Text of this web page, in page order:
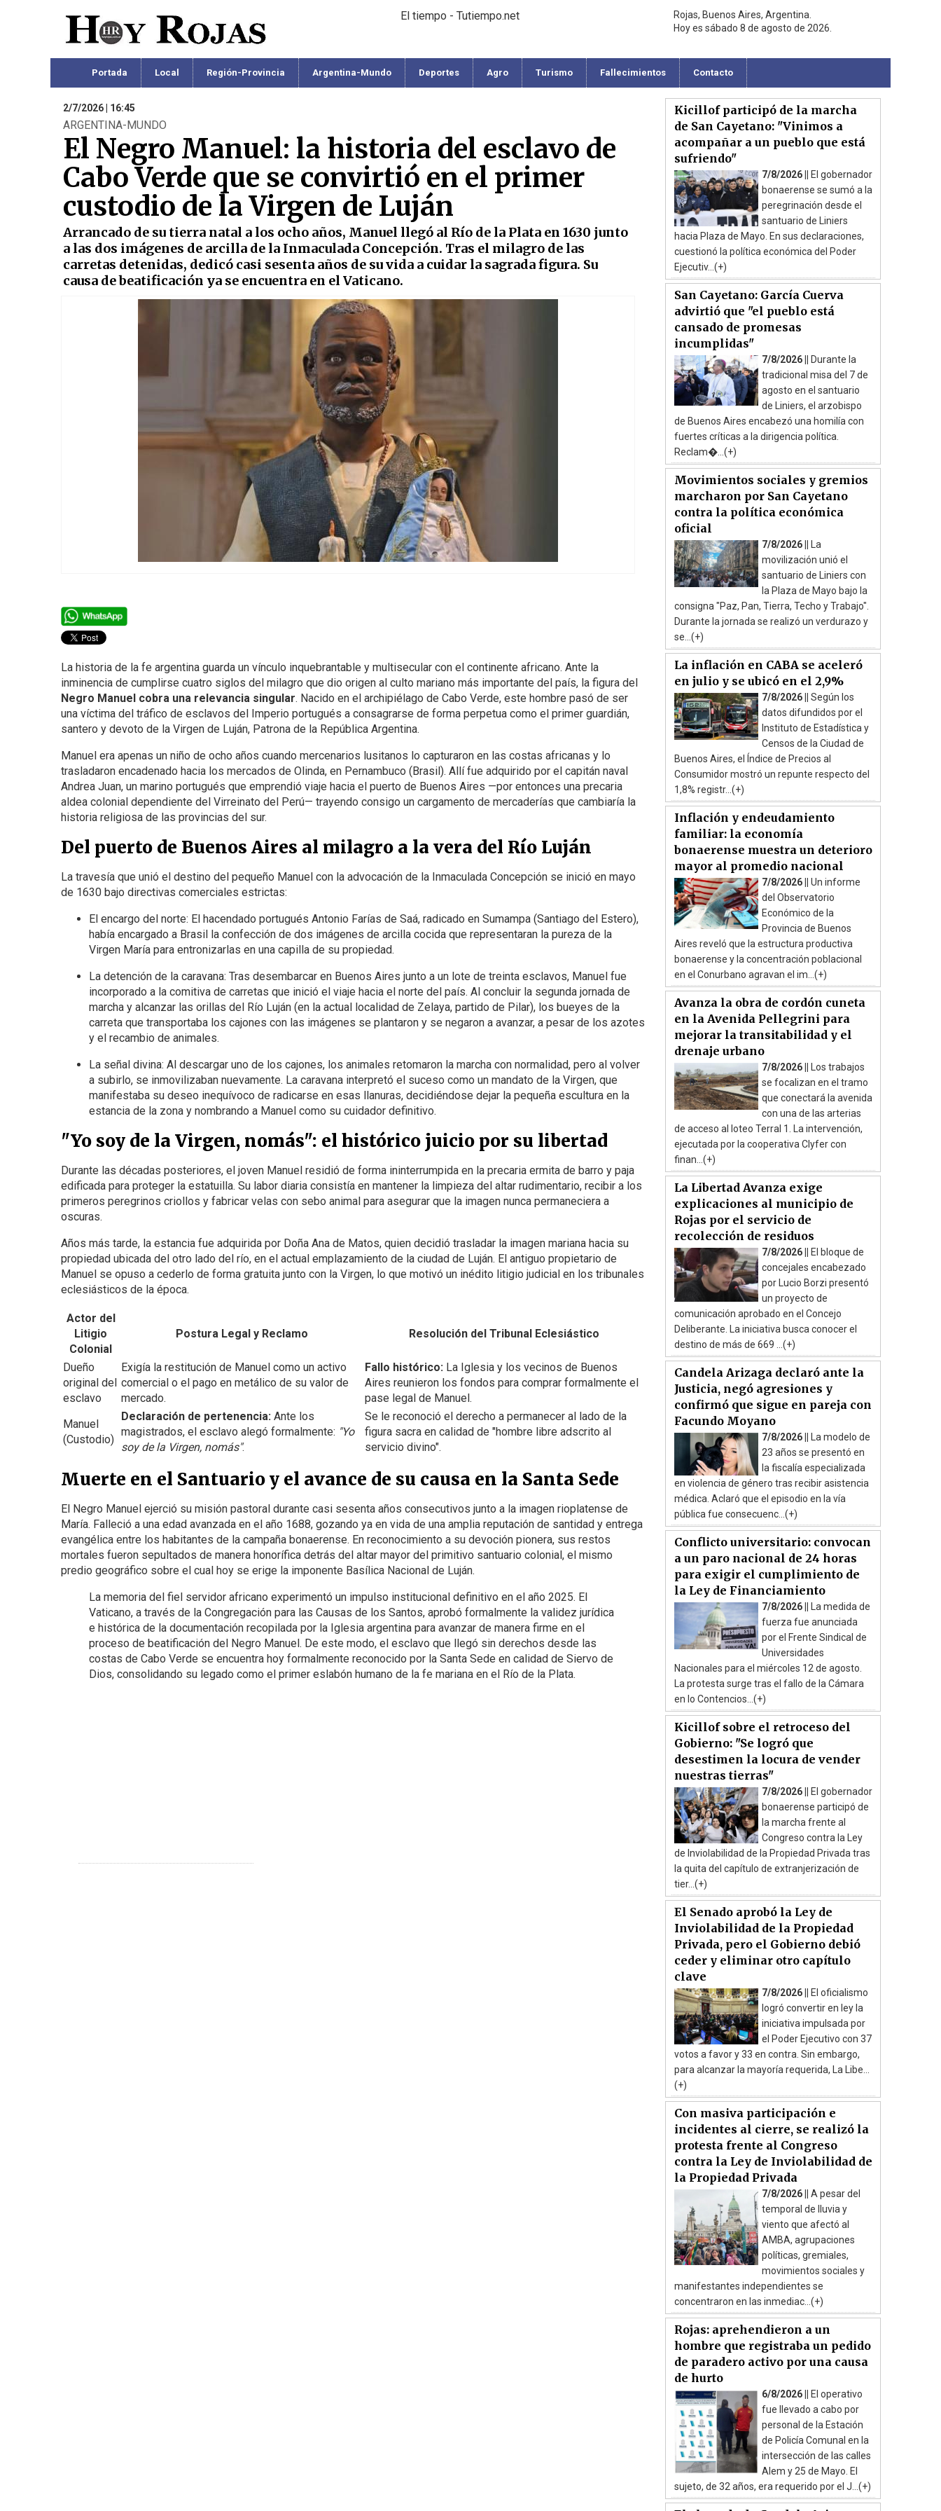
El tiempo - Tutiempo.net
Rojas, Buenos Aires, Argentina.
Hoy es sábado 8 de agosto de 2026.
Portada Local Región-Provincia Argentina-Mundo Deportes Agro Turismo Fallecimientos Contacto
2/7/2026 | 16:45
ARGENTINA-MUNDO
El Negro Manuel: la historia del esclavo de
Cabo Verde que se convirtió en el primer
custodio de la Virgen de Luján
Arrancado de su tierra natal a los ocho años, Manuel llegó al Río de la Plata en 1630 junto
a las dos imágenes de arcilla de la Inmaculada Concepción. Tras el milagro de las
carretas detenidas, dedicó casi sesenta años de su vida a cuidar la sagrada figura. Su
causa de beatificación ya se encuentra en el Vaticano.
La historia de la fe argentina guarda un vínculo inquebrantable y multisecular con el continente africano. Ante la
inminencia de cumplirse cuatro siglos del milagro que dio origen al culto mariano más importante del país, la figura del
Negro Manuel cobra una relevancia singular. Nacido en el archipiélago de Cabo Verde, este hombre pasó de ser
una víctima del tráfico de esclavos del Imperio portugués a consagrarse de forma perpetua como el primer guardián,
santero y devoto de la Virgen de Luján, Patrona de la República Argentina.
Manuel era apenas un niño de ocho años cuando mercenarios lusitanos lo capturaron en las costas africanas y lo
trasladaron encadenado hacia los mercados de Olinda, en Pernambuco (Brasil). Allí fue adquirido por el capitán naval
Andrea Juan, un marino portugués que emprendió viaje hacia el puerto de Buenos Aires —por entonces una precaria
aldea colonial dependiente del Virreinato del Perú— trayendo consigo un cargamento de mercaderías que cambiaría la
historia religiosa de las provincias del sur.
Del puerto de Buenos Aires al milagro a la vera del Río Luján
La travesía que unió el destino del pequeño Manuel con la advocación de la Inmaculada Concepción se inició en mayo
de 1630 bajo directivas comerciales estrictas:
El encargo del norte: El hacendado portugués Antonio Farías de Saá, radicado en Sumampa (Santiago del Estero),
había encargado a Brasil la confección de dos imágenes de arcilla cocida que representaran la pureza de la
Virgen María para entronizarlas en una capilla de su propiedad.
La detención de la caravana: Tras desembarcar en Buenos Aires junto a un lote de treinta esclavos, Manuel fue
incorporado a la comitiva de carretas que inició el viaje hacia el norte del país. Al concluir la segunda jornada de
marcha y alcanzar las orillas del Río Luján (en la actual localidad de Zelaya, partido de Pilar), los bueyes de la
carreta que transportaba los cajones con las imágenes se plantaron y se negaron a avanzar, a pesar de los azotes
y el recambio de animales.
La señal divina: Al descargar uno de los cajones, los animales retomaron la marcha con normalidad, pero al volver
a subirlo, se inmovilizaban nuevamente. La caravana interpretó el suceso como un mandato de la Virgen, que
manifestaba su deseo inequívoco de radicarse en esas llanuras, decidiéndose dejar la pequeña escultura en la
estancia de la zona y nombrando a Manuel como su cuidador definitivo.
"Yo soy de la Virgen, nomás": el histórico juicio por su libertad
Durante las décadas posteriores, el joven Manuel residió de forma ininterrumpida en la precaria ermita de barro y paja
edificada para proteger la estatuilla. Su labor diaria consistía en mantener la limpieza del altar rudimentario, recibir a los
primeros peregrinos criollos y fabricar velas con sebo animal para asegurar que la imagen nunca permaneciera a
oscuras.
Años más tarde, la estancia fue adquirida por Doña Ana de Matos, quien decidió trasladar la imagen mariana hacia su
propiedad ubicada del otro lado del río, en el actual emplazamiento de la ciudad de Luján. El antiguo propietario de
Manuel se opuso a cederlo de forma gratuita junto con la Virgen, lo que motivó un inédito litigio judicial en los tribunales
eclesiásticos de la época.
Actor del
Litigio
Colonial
Postura Legal y Reclamo Resolución del Tribunal Eclesiástico
Dueño
original del
esclavo
Exigía la restitución de Manuel como un activo
comercial o el pago en metálico de su valor de
mercado.
Fallo histórico: La Iglesia y los vecinos de Buenos
Aires reunieron los fondos para comprar formalmente el
pase legal de Manuel.
Manuel
(Custodio)
Declaración de pertenencia: Ante los
magistrados, el esclavo alegó formalmente: "Yo
soy de la Virgen, nomás".
Se le reconoció el derecho a permanecer al lado de la
figura sacra en calidad de "hombre libre adscrito al
servicio divino".
Muerte en el Santuario y el avance de su causa en la Santa Sede
El Negro Manuel ejerció su misión pastoral durante casi sesenta años consecutivos junto a la imagen rioplatense de
María. Falleció a una edad avanzada en el año 1688, gozando ya en vida de una amplia reputación de santidad y entrega
evangélica entre los habitantes de la campaña bonaerense. En reconocimiento a su devoción pionera, sus restos
mortales fueron sepultados de manera honorífica detrás del altar mayor del primitivo santuario colonial, el mismo
predio geográfico sobre el cual hoy se erige la imponente Basílica Nacional de Luján.
La memoria del fiel servidor africano experimentó un impulso institucional definitivo en el año 2025. El
Vaticano, a través de la Congregación para las Causas de los Santos, aprobó formalmente la validez jurídica
e histórica de la documentación recopilada por la Iglesia argentina para avanzar de manera firme en el
proceso de beatificación del Negro Manuel. De este modo, el esclavo que llegó sin derechos desde las
costas de Cabo Verde se encuentra hoy formalmente reconocido por la Santa Sede en calidad de Siervo de
Dios, consolidando su legado como el primer eslabón humano de la fe mariana en el Río de la Plata.
Kicillof participó de la marcha
de San Cayetano: "Vinimos a
acompañar a un pueblo que está
sufriendo"
7/8/2026 ||
El gobernador
bonaerense se sumó a la
peregrinación desde el
santuario de Liniers
hacia Plaza de Mayo. En sus declaraciones,
cuestionó la política económica del Poder
Ejecutiv...(+)
San Cayetano: García Cuerva
advirtió que "el pueblo está
cansado de promesas
incumplidas"
7/8/2026 ||
Durante la
tradicional misa del 7 de
agosto en el santuario
de Liniers, el arzobispo
de Buenos Aires encabezó una homilía con
fuertes críticas a la dirigencia política.
Reclam�...(+)
Movimientos sociales y gremios
marcharon por San Cayetano
contra la política económica
oficial
7/8/2026 ||
La
movilización unió el
santuario de Liniers con
la Plaza de Mayo bajo la
consigna "Paz, Pan, Tierra, Techo y Trabajo".
Durante la jornada se realizó un verdurazo y
se...(+)
La inflación en CABA se aceleró
en julio y se ubicó en el 2,9%
7/8/2026 || Según los
datos difundidos por el
Instituto de Estadística y
Censos de la Ciudad de
Buenos Aires, el Índice de Precios al
Consumidor mostró un repunte respecto del
1,8% registr...(+)
Inflación y endeudamiento
familiar: la economía
bonaerense muestra un deterioro
mayor al promedio nacional
7/8/2026 || Un informe
del Observatorio
Económico de la
Provincia de Buenos
Aires reveló que la estructura productiva
bonaerense y la concentración poblacional
en el Conurbano agravan el im...(+)
Avanza la obra de cordón cuneta
en la Avenida Pellegrini para
mejorar la transitabilidad y el
drenaje urbano
7/8/2026 ||
Los trabajos
se focalizan en el tramo
que conectará la avenida
con una de las arterias
de acceso al loteo Terral 1. La intervención,
ejecutada por la cooperativa Clyfer con
finan...(+)
La Libertad Avanza exige
explicaciones al municipio de
Rojas por el servicio de
recolección de residuos
7/8/2026 ||
El bloque de
concejales encabezado
por Lucio Borzi presentó
un proyecto de
comunicación aprobado en el Concejo
Deliberante. La iniciativa busca conocer el
destino de más de 669 ...(+)
Candela Arizaga declaró ante la
Justicia, negó agresiones y
confirmó que sigue en pareja con
Facundo Moyano
7/8/2026 ||
La modelo de
23 años se presentó en
la fiscalía especializada
en violencia de género tras recibir asistencia
médica. Aclaró que el episodio en la vía
pública fue consecuenc...(+)
Conflicto universitario: convocan
a un paro nacional de 24 horas
para exigir el cumplimiento de
la Ley de Financiamiento
7/8/2026 ||
La medida de
fuerza fue anunciada
por el Frente Sindical de
Universidades
Nacionales para el miércoles 12 de agosto.
La protesta surge tras el fallo de la Cámara
en lo Contencios...(+)
Kicillof sobre el retroceso del
Gobierno: "Se logró que
desestimen la locura de vender
nuestras tierras"
7/8/2026 ||
El gobernador
bonaerense participó de
la marcha frente al
Congreso contra la Ley
de Inviolabilidad de la Propiedad Privada tras
la quita del capítulo de extranjerización de
tier...(+)
El Senado aprobó la Ley de
Inviolabilidad de la Propiedad
Privada, pero el Gobierno debió
ceder y eliminar otro capítulo
clave
7/8/2026 ||
El oficialismo
logró convertir en ley la
iniciativa impulsada por
el Poder Ejecutivo con 37
votos a favor y 33 en contra. Sin embargo,
para alcanzar la mayoría requerida, La Libe...
(+)
Con masiva participación e
incidentes al cierre, se realizó la
protesta frente al Congreso
contra la Ley de Inviolabilidad de
la Propiedad Privada
7/8/2026 || A pesar del
temporal de lluvia y
viento que afectó al
AMBA, agrupaciones
políticas, gremiales,
movimientos sociales y
manifestantes independientes se
concentraron en las inmediac...(+)
Rojas: aprehendieron a un
hombre que registraba un pedido
de paradero activo por una causa
de hurto
6/8/2026 ||
El operativo
fue llevado a cabo por
personal de la Estación
de Policía Comunal en la
intersección de las calles
Alem y 25 de Mayo. El
sujeto, de 32 años, era requerido por el J...(+)